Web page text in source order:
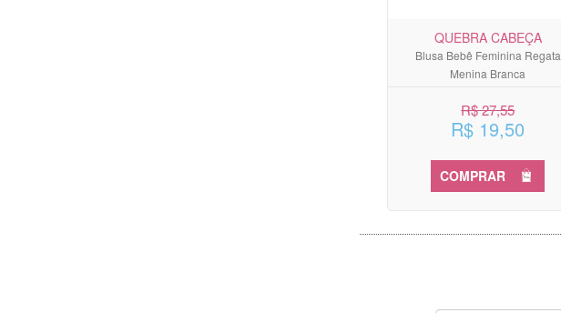
QUEBRA CABEÇA
Blusa Bebê Feminina Regata
Menina Branca
R$ 27,55
R$ 19,50
COMPRAR